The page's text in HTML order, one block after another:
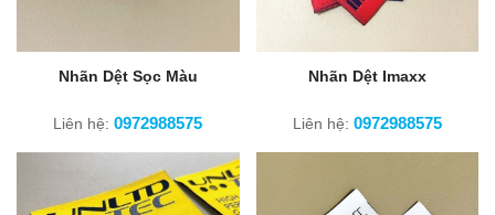
Nhãn Dệt Sọc Màu
Liên hệ:0972988575
Nhãn Dệt Imaxx
Liên hệ: 0972988575